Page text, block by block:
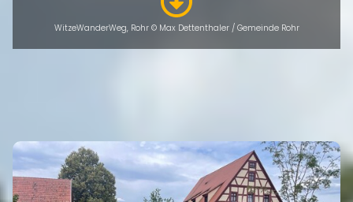
WitzeWanderWeg, Rohr © Max Dettenthaler / Gemeinde Rohr